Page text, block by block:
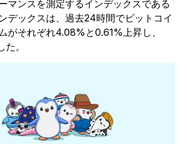
マンスを測定するインデックスである
デックスは、過去24時間でビットコイ
がそれぞれ4.08%と0.61%上昇し、
。